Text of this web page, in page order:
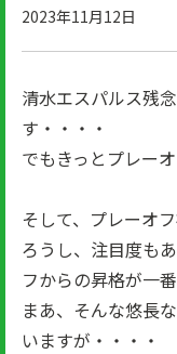
2023年11月12日
清水エスパルス残
す・・・・
でもきっとプレー
そして、プレーオ
ろうし、注目度も
フからの昇格が一
まあ、そんな悠長
いますが・・・・